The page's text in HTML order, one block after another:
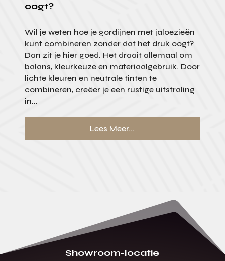
oogt?
Wil je weten hoe je gordijnen met jaloezieën
kunt combineren zonder dat het druk oogt?
Dan zit je hier goed. Het draait allemaal om
balans, kleurkeuze en materiaalgebruik. Door
lichte kleuren en neutrale tinten te
combineren, creëer je een rustige uitstraling
in...
Lees Meer...
Showroom-locatie